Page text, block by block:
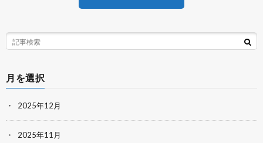
月を選択
2025年12月
2025年11月